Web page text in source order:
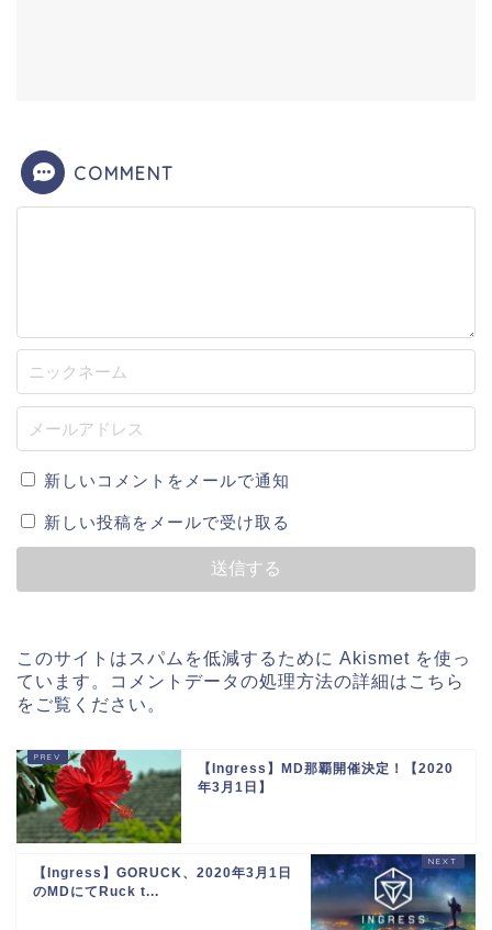
COMMENT
新しいコメントをメールで通知
新しい投稿をメールで受け取る
このサイトはスパムを低減するために Akismet を使っ
ています。
コメントデータの処理方法の詳細はこちら
をご覧ください 。
【Ingress】MD那覇開催決定！【2020
年3月1日】
【Ingress】GORUCK、2020年3月1日
のMDにてRuck t...